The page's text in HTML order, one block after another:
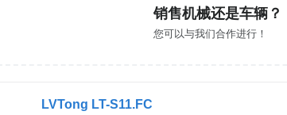
销售机械还是车辆？
您可以与我们合作进行！
LVTong LT-S11.FC